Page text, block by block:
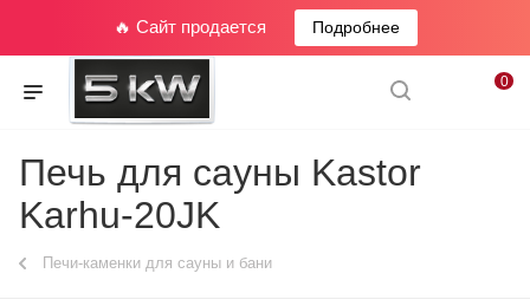
🔥 Сайт продается Подробнее
0
Печь для сауны Kastor
Karhu-20JK
Печи-каменки для сауны и бани